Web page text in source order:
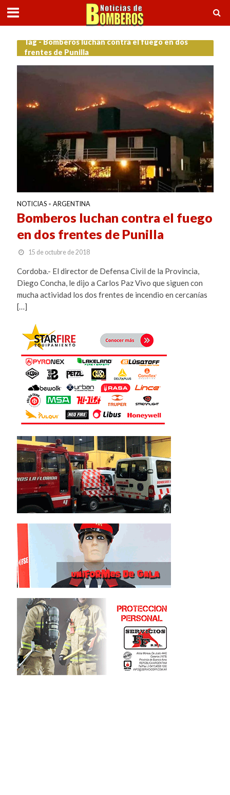
Tag - Bomberos luchan contra el fuego en dos
frentes de Punilla
NOTICIAS • ARGENTINA
Bomberos luchan contra el fuego
en dos frentes de Punilla
15 de octubre de 2018
Cordoba.- El director de Defensa Civil de la Provincia,
Diego Concha, le dijo a Carlos Paz Vivo que siguen con
mucha actividad los dos frentes de incendio en cercanías
[…]